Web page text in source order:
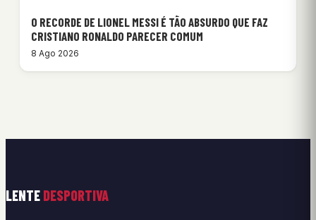
O RECORDE DE LIONEL MESSI É TÃO ABSURDO QUE FAZ
CRISTIANO RONALDO PARECER COMUM
8 Ago 2026
LENTE DESPORTIVA